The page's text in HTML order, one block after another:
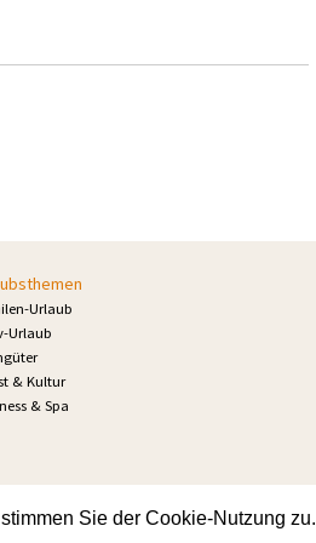
Sie der Cookie-Nutzung zu.
Urlaub
Urlaub
& Kultur
& Spa